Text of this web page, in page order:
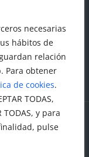
necesarias
hábitos de
relación
Para obtener
de cookies.
TODAS,
y para
pulse
de
Talamanca